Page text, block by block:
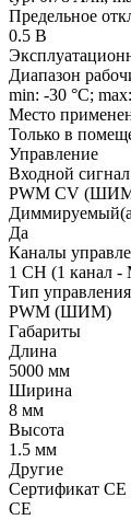
Предельное
0.5 В
Диапазон
min: -30 °C;
Место
Только в
Управление
Входной сигнал
PWM СV (ШИМ
Да
Каналы
1 CH (1 канал -
Тип управления
PWM (ШИМ)
Габариты
Длина
5000 мм
Ширина
8 мм
Высота
1.5 мм
Другие
Сертификат CE
CE